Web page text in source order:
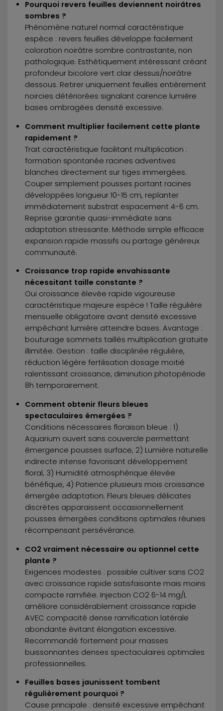
Pourquoi revers feuilles deviennent noirâtres
sombres ?
Phénomène naturel normal caractéristique
espèce : revers feuilles développe facilement
coloration noirâtre sombre contrastante, non
pathologique. Esthétiquement intéressant créant
profondeur bicolore vert clair dessus/noirâtre
dessous. Retirer uniquement feuilles entièrement
noircies détériorées signalant carence lumière
bases ombragées densité excessive.
Comment multiplier facilement cette plante
rapidement ?
Trait caractéristique facilitant multiplication :
formation spontanée racines adventives
blanches directement sur tiges immergées.
Couper simplement pousses portant racines
développées longueur 10-15 cm, replanter
immédiatement substrat espacement 4-6 cm.
Reprise garantie quasi-immédiate sans
adaptation stressante. Méthode simple efficace
expansion rapide massifs ou partage généreux
communauté.
Croissance trop rapide envahissante
nécessitant taille constante ?
Oui croissance élevée rapide vigoureuse
caractéristique majeure espèce ! Taille régulière
mensuelle obligatoire avant densité excessive
empêchant lumière atteindre bases. Avantage :
bouturage sommets taillés multiplication gratuite
illimitée. Gestion : taille disciplinée régulière,
réduction légère fertilisation dosage moitié
ralentissant croissance, diminution photopériode
8h temporairement.
Comment obtenir fleurs bleues
spectaculaires émergées ?
Conditions nécessaires floraison bleue : 1)
Aquarium ouvert sans couvercle permettant
émergence pousses surface, 2) Lumière naturelle
indirecte intense favorisant développement
floral, 3) Humidité atmosphérique élevée
bénéfique, 4) Patience plusieurs mois croissance
émergée adaptation. Fleurs bleues délicates
discrètes apparaissent occasionnellement
pousses émergées conditions optimales réunies
récompensant persévérance.
CO2 vraiment nécessaire ou optionnel cette
plante ?
Exigences modestes : possible cultiver sans CO2
avec croissance rapide satisfaisante mais moins
compacte ramifiée. Injection CO2 6-14 mg/L
améliore considérablement croissance rapide
AVEC compacité dense ramification latérale
abondante évitant élongation excessive.
Recommandé fortement pour masses
buissonnantes denses spectaculaires optimales
professionnelles.
Feuilles bases jaunissent tombent
régulièrement pourquoi ?
Cause principale : densité excessive empêchant